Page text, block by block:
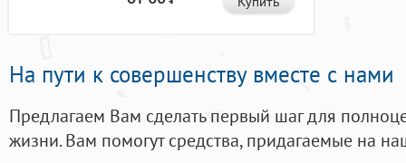
На пути к совершенству вместе с нами
Предлагаем Вам сделать первый шаг для
жизни. Вам помогут средства, придагаемые на